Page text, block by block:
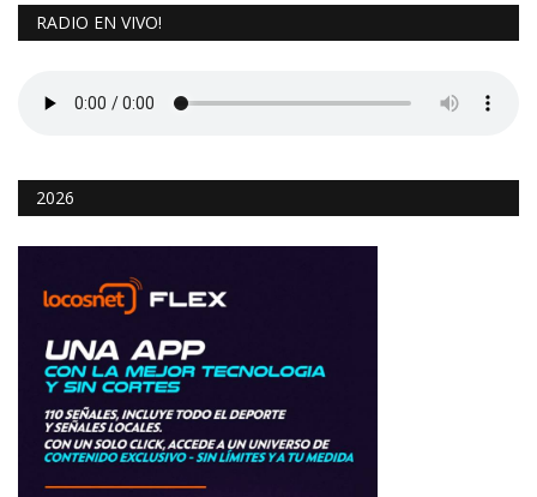
RADIO EN VIVO!
2026